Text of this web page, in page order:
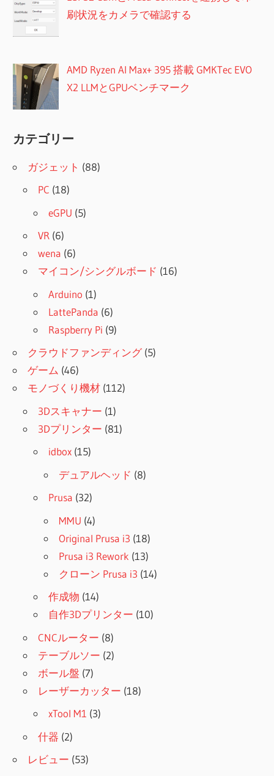
刷状況をカメラで確認する
AMD Ryzen AI Max+ 395 搭載 GMKTec EVO
X2 LLMとGPUベンチマーク
カテゴリー
ガジェット (88)
PC (18)
eGPU (5)
VR (6)
wena (6)
マイコン/シングルボード (16)
Arduino (1)
LattePanda (6)
Raspberry Pi (9)
クラウドファンディング(5)
ゲーム (46)
モノづくり機材 (112)
3Dスキャナー (1)
3Dプリンター (81)
idbox (15)
デュアルヘッド (8)
Prusa (32)
MMU (4)
Original Prusa i3 (18)
Prusa i3 Rework (13)
クローン Prusa i3 (14)
作成物 (14)
自作3Dプリンター (10)
CNCルーター (8)
テーブルソー (2)
ボール盤 (7)
レーザーカッター (18)
xTool M1 (3)
什器 (2)
レビュー (53)